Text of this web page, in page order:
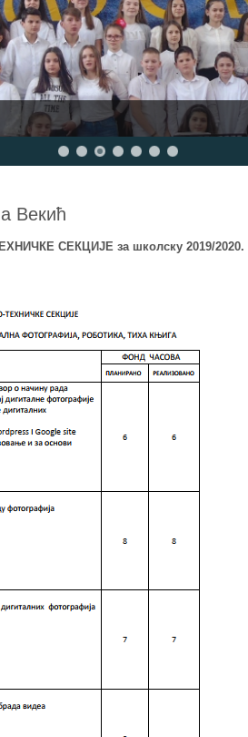
Векић
СЕКЦИЈЕ за школску 2019/2020.